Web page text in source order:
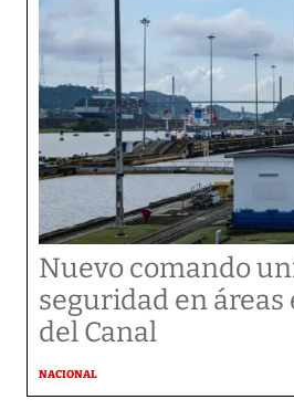
Nuevo comando
seguridad en áreas
del Canal
NACIONAL